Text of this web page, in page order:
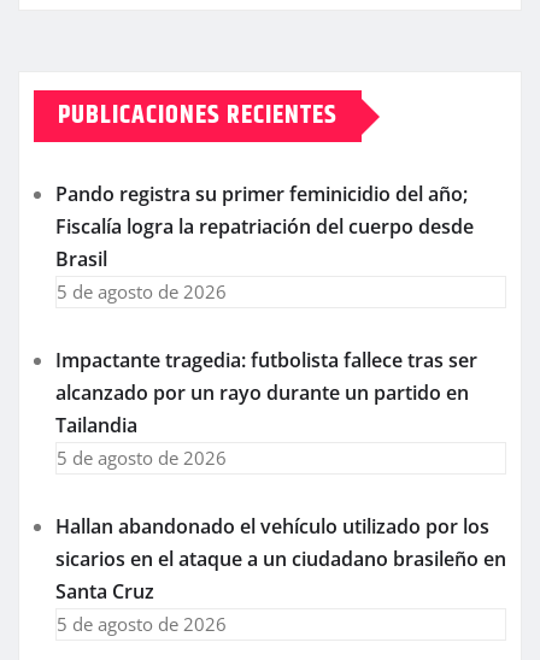
PUBLICACIONES RECIENTES
Pando registra su primer feminicidio del año;
Fiscalía logra la repatriación del cuerpo desde
Brasil
5 de agosto de 2026
Impactante tragedia: futbolista fallece tras ser
alcanzado por un rayo durante un partido en
Tailandia
5 de agosto de 2026
Hallan abandonado el vehículo utilizado por los
sicarios en el ataque a un ciudadano brasileño en
Santa Cruz
5 de agosto de 2026